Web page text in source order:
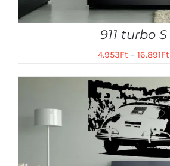
911 turbo S
4.953Ft – 16.891Ft